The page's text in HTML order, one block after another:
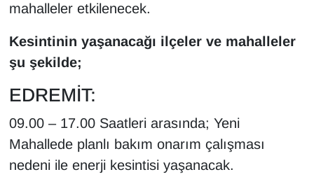
mahalleler etkilenecek.
Kesintinin yaşanacağı ilçeler ve mahalleler
şu şekilde;
EDREMİT:
09.00 – 17.00 Saatleri arasında; Yeni
Mahallede planlı bakım onarım çalışması
nedeni ile enerji kesintisi yaşanacak.
Kim Kimdir?
Kültür & Sanat
KURDÎ
MAGAZİN